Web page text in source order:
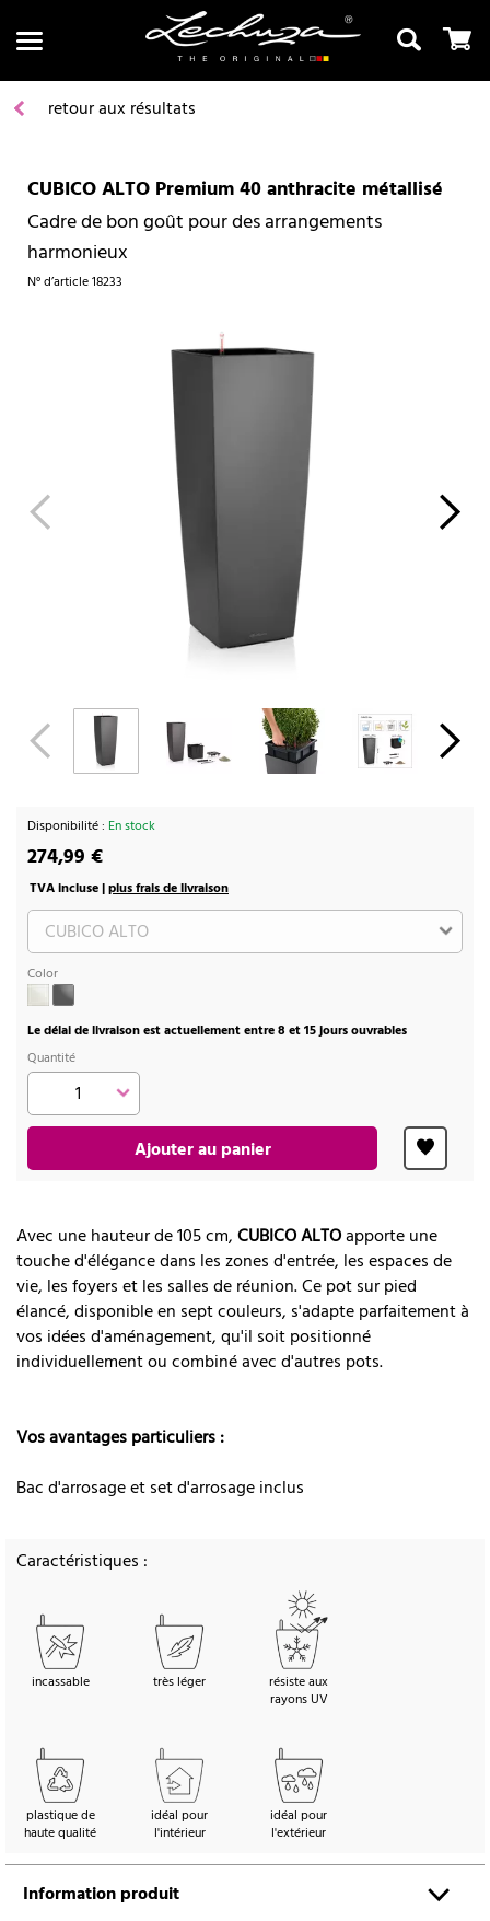
Recherche
retour aux résultats
CUBICO ALTO Premium 40 anthracite métallisé
Cadre de bon goût pour des arrangements
harmonieux
N° d’article18233
Disponibilité : En stock
274,99 €
TVA incluse |plus frais de livraison
Color
Le délai de livraison est actuellement entre 8 et 15 jours ouvrables
Quantité
Ajouter au panier
Avec une hauteur de 105 cm,CUBICO ALTOapporte une
touche d'élégance dans les zones d'entrée, les espaces de
vie, les foyers et les salles de réunion. Ce pot sur pied
élancé, disponible en sept couleurs, s'adapte parfaitement à
vos idées d'aménagement, qu'il soit positionné
individuellement ou combiné avec d'autres pots.
Vos avantages particuliers :
Bac d'arrosage et set d'arrosage inclus
Caractéristiques :
incassable très léger
résiste aux
rayons UV
plastique de
haute qualité
idéal pour
l'intérieur
idéal pour
l'extérieur
Information produit